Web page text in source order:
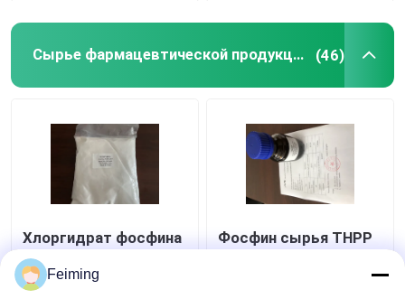
Сырье фармацевтической продукции (46)
Хлоргидрат фосфина
HCL Tris CAS 51805-
45-9 TCEP (2-
Carboxyethyl)
Фосфин сырья THPP
Feiming